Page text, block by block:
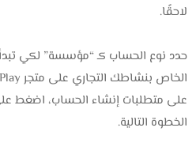
لاحقًا.
حدد نوع الحساب كـ “مؤسسة” لكي
على متطلبات إنشاء الحساب، اضغط
الخطوة التالية.